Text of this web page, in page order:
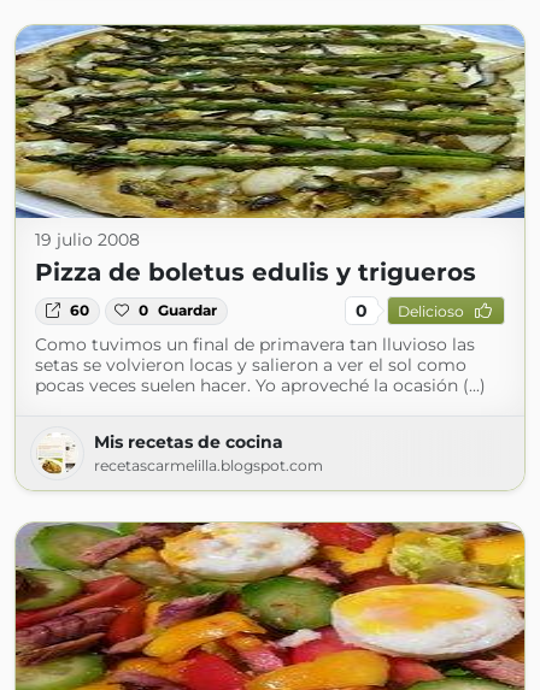
19 julio 2008
Pizza de boletus edulis y trigueros
60 0 Guardar 0 Delicioso
Como tuvimos un final de primavera tan lluvioso las
setas se volvieron locas y salieron a ver el sol como
pocas veces suelen hacer. Yo aproveché la ocasión (...)
Mis recetas de cocina
recetascarmelilla.blogspot.com